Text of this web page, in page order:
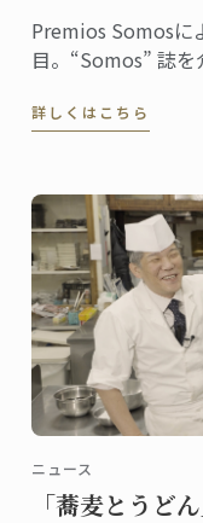
Premios Somosに
目。“Somos” 誌
ラン、および関連
詳しくはこちら
ニュース
「蕎麦とうど